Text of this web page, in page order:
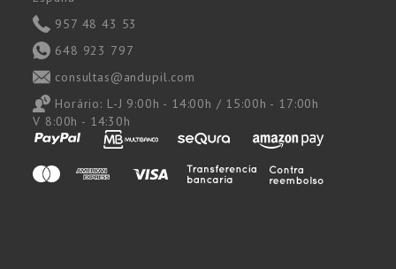
957 48 43 53
648 923 797
consultas@andupil.com
Horário: L-J 9:00h - 14:00h / 15:00h - 17:00h
V 8:00h - 14:30h